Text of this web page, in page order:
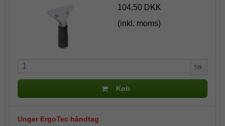
104,50 DKK
(inkl. moms)
Stk.
Køb
Unger ErgoTec håndtag